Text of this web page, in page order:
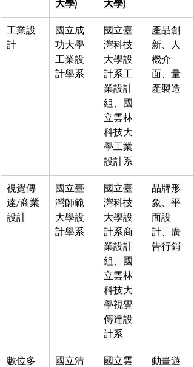
大學) 大學)
工業設
計
國立成
功大學
工業設
計學系
國立臺
灣科技
大學設
計系工
業設計
組、國
立雲林
科技大
學工業
設計系
產品創
新、人
機介
面、量
產製造
視覺傳
達/商業
設計
國立臺
灣師範
大學設
計學系
國立臺
灣科技
大學設
計系商
業設計
組、國
立雲林
科技大
學視覺
傳達設
計系
品牌形
象、平
面設
計、廣
告行銷
數位多
國立清
國立雲
動畫遊